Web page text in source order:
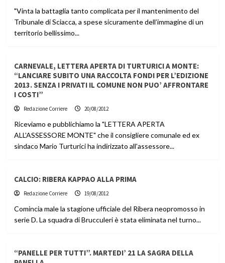
"Vinta la battaglia tanto complicata per il mantenimento del
Tribunale di Sciacca, a spese sicuramente dell’immagine di un
territorio bellissimo...
CARNEVALE, LETTERA APERTA DI TURTURICI A MONTE:
“LANCIARE SUBITO UNA RACCOLTA FONDI PER L’EDIZIONE
2013. SENZA I PRIVATI IL COMUNE NON PUO’ AFFRONTARE
I COSTI”
Redazione Corriere 20/08/2012
Riceviamo e pubblichiamo la "LETTERA APERTA
ALL'ASSESSORE MONTE" che il consigliere comunale ed ex
sindaco Mario Turturici ha indirizzato all'assessore...
CALCIO: RIBERA KAPPAO ALLA PRIMA
Redazione Corriere 19/08/2012
Comincia male la stagione ufficiale del Ribera neopromosso in
serie D. La squadra di Brucculeri è stata eliminata nel turno...
“PANELLE PER TUTTI”. MARTEDI’ 21 LA SAGRA DELLA